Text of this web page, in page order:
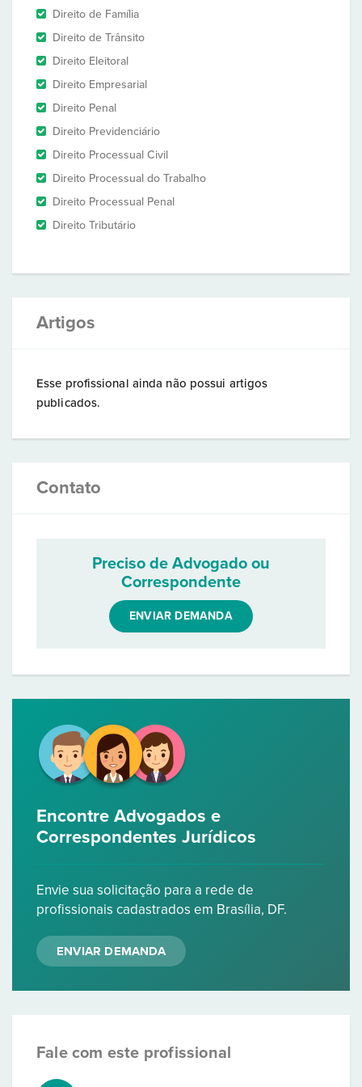
Direito de Família
Direito de Trânsito
Direito Eleitoral
Direito Empresarial
Direito Penal
Direito Previdenciário
Direito Processual Civil
Direito Processual do Trabalho
Direito Processual Penal
Direito Tributário
Artigos
Esse profissional ainda não possui artigos
publicados.
Contato
Preciso de Advogado ou
Correspondente
ENVIAR DEMANDA
Encontre Advogados e
Correspondentes Jurídicos
Envie sua solicitação para a rede de
profissionais cadastrados em Brasília, DF.
ENVIAR DEMANDA
Fale com este profissional